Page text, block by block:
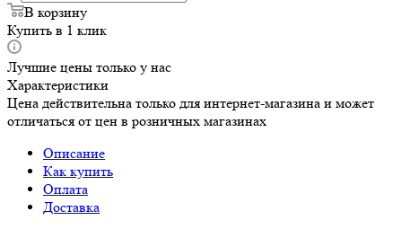
В корзину
Купить в 1 клик
Лучшие цены только у нас
Характеристики
Цена действительна только для интернет-магазина и может
отличаться от цен в розничных магазинах
Описание
Как купить
Оплата
Доставка